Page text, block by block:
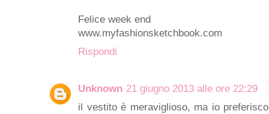
Felice week end
www.myfashionsketchbook.com
Rispondi
Unknown 21 giugno 2013 alle ore 22:29
il vestito è meraviglioso, ma io